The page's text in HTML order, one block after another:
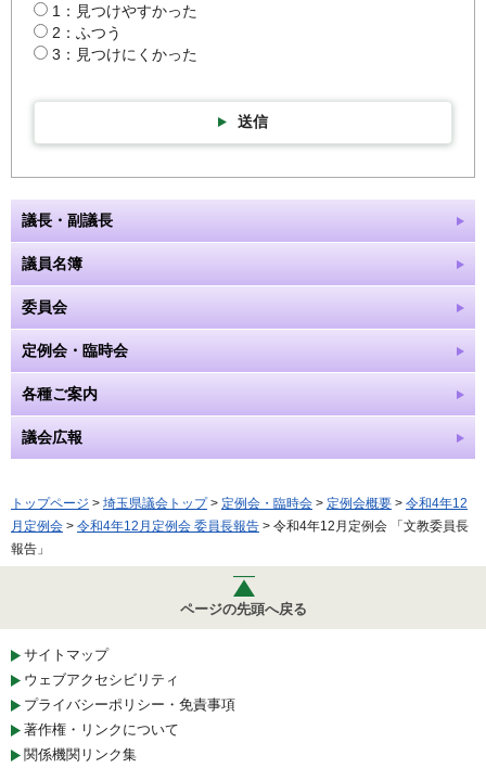
1：見つけやすかった
2：ふつう
3：見つけにくかった
送信
議長・副議長
議員名簿
委員会
定例会・臨時会
各種ご案内
議会広報
トップページ > 埼玉県議会トップ> 定例会・臨時会 > 定例会概要 > 令和4年12
月定例会 > 令和4年12月定例会 委員長報告 > 令和4年12月定例会 「文教委員長
報告」
ページの先頭へ戻る
サイトマップ
ウェブアクセシビリティ
プライバシーポリシー・免責事項
著作権・リンクについて
関係機関リンク集